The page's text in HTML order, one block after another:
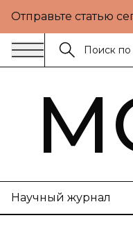
Отправьте статью
Научный журнал